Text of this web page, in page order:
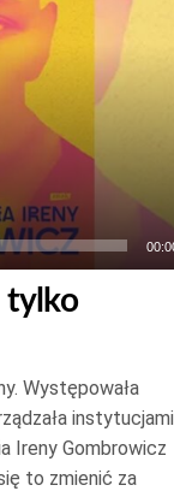
tylko
Występowała
instytucjami
Ireny Gombrowicz
to zmienić za